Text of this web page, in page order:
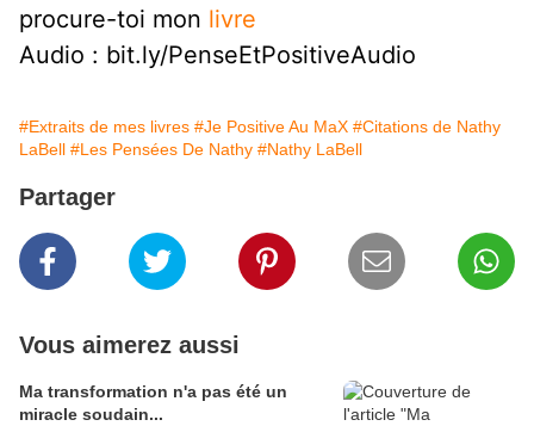
procure-toi mon livre
Audio : bit.ly/PenseEtPositiveAudio
#Extraits de mes livres #Je Positive Au MaX #Citations de Nathy
LaBell #Les Pensées De Nathy #Nathy LaBell
Partager
Vous aimerez aussi
Ma transformation n'a pas été un
miracle soudain...